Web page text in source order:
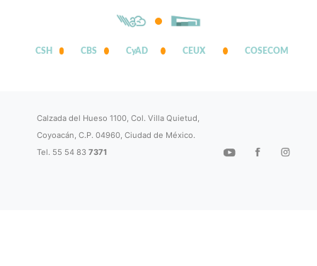
CSH CBS CyAD CEUX COSECOM
Calzada del Hueso 1100, Col. Villa Quietud,
Coyoacán, C.P. 04960, Ciudad de México.
Tel. 55 54 837371